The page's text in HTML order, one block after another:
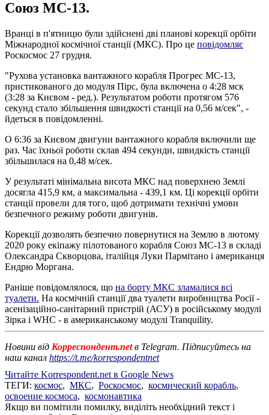
Союз МС-13.
Вранці в п'ятницю були здійснені дві планові корекції орбіти
Міжнародної космічної станції (МКС). Про це повідомляє
Роскосмос 27 грудня.
"Рухова установка вантажного корабля Прогрес МС-13,
пристикованого до модуля Пірс, була включена о 4:28 мск
(3:28 за Києвом - ред.). Результатом роботи протягом 576
секунд стало збільшення швидкості станції на 0,56 м/сек", -
йдеться в повідомленні.
О 6:36 за Києвом двигуни вантажного корабля включили ще
раз. Час їхньої роботи склав 494 секунди, швидкість станції
збільшилася на 0,48 м/сек.
У результаті мінімальна висота МКС над поверхнею Землі
досягла 415,9 км, а максимальна - 439,1 км. Ці корекції орбіти
станції провели для того, щоб дотримати технічні умови
безпечного режиму роботи двигунів.
Корекції дозволять безпечно повернутися на Землю в лютому
2020 року екіпажу пілотованого корабля Союз МС-13 в складі
Олександра Скворцова, італійця Луки Пармітано і американця
Ендрю Моргана.
Раніше повідомлялося, що на борту МКС зламалися всі
туалети. На космічній станції два туалети виробництва Росії -
асенізаційно-санітарний пристрій (АСУ) в російському модулі
Зірка і WHC - в американському модулі Tranquility.
Новини від Корреспондент.netв Telegram. Підписуйтесь на
наш канал https://t.me/korrespondentnet
Читайте Korrespondent.net в Google News
ТЕГИ: космос, МКС, Роскосмос, космический корабль,
освоение космоса, космонавтика
Якщо ви помітили помилку, виділіть необхідний текст і